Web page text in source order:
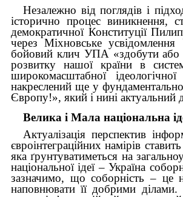
Незалежно від поглядів і
історично процес виникнення,
демократичної Конституції
через Міхновське
бойовий клич УПА «здобути або
розвитку нашої країни в
широкомасштабної
накреслений ще у
Європу!», який і нині актуальний
Велика і Мала національна
Актуалізація перспектив
євроінтеграційних намірів
яка ґрунтуватиметься на
національної ідеї – Україна
зазначимо, що соборність – це
наповнювати її добрими